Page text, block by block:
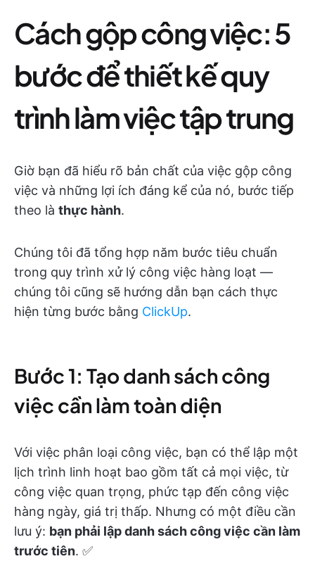
Cách gộp công việc: 5
bước để thiết kế quy
trình làm việc tập trung
Giờ bạn đã hiểu rõ bản chất của việc gộp công
việc và những lợi ích đáng kể của nó, bước tiếp
theo là thực hành.
Chúng tôi đã tổng hợp năm bước tiêu chuẩn
trong quy trình xử lý công việc hàng loạt —
chúng tôi cũng sẽ hướng dẫn bạn cách thực
hiện từng bước bằng ClickUp.
Bước 1: Tạo danh sách công
việc cần làm toàn diện
Với việc phân loại công việc, bạn có thể lập một
lịch trình linh hoạt bao gồm tất cả mọi việc, từ
công việc quan trọng, phức tạp đến công việc
hàng ngày, giá trị thấp. Nhưng có một điều cần
lưu ý: bạn phải lập danh sách công việc cần làm
trước tiên. ✅